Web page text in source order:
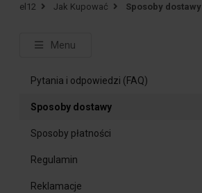
el12 Jak Kupować Sposoby dostawy
Menu
Pytania i odpowiedzi (FAQ)
Sposoby dostawy
Sposoby płatności
Regulamin
Reklamacje